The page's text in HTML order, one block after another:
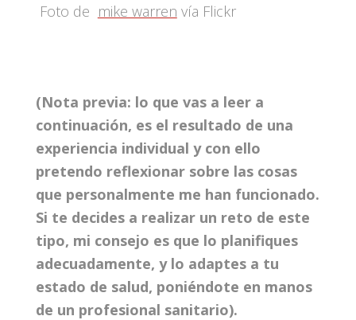
Foto de mike warren vía Flickr
(Nota previa: lo que vas a leer a
continuación, es el resultado de una
experiencia individual y con ello
pretendo reflexionar sobre las cosas
que personalmente me han funcionado.
Si te decides a realizar un reto de este
tipo, mi consejo es que lo planifiques
adecuadamente, y lo adaptes a tu
estado de salud, poniéndote en manos
de un profesional sanitario).